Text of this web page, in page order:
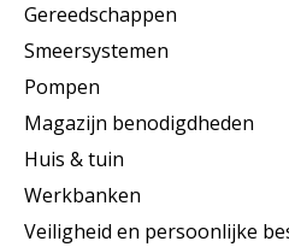
Gereedschappen
Smeersystemen
Pompen
Magazijn benodigdheden
Huis & tuin
Werkbanken
Veiligheid en persoonlijke